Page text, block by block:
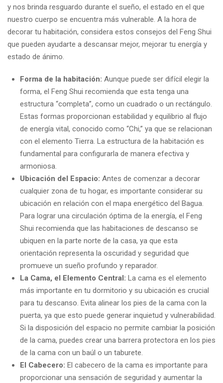
y nos brinda resguardo durante el sueño, el estado en el que
nuestro cuerpo se encuentra más vulnerable. A la hora de
decorar tu habitación, considera estos consejos del Feng Shui
que pueden ayudarte a descansar mejor, mejorar tu energía y
estado de ánimo.
Forma de la habitación: Aunque puede ser difícil elegir la
forma, el Feng Shui recomienda que esta tenga una
estructura “completa”, como un cuadrado o un rectángulo.
Estas formas proporcionan estabilidad y equilibrio al flujo
de energía vital, conocido como “Chi,” ya que se relacionan
con el elemento Tierra. La estructura de la habitación es
fundamental para configurarla de manera efectiva y
armoniosa.
Ubicación del Espacio: Antes de comenzar a decorar
cualquier zona de tu hogar, es importante considerar su
ubicación en relación con el mapa energético del Bagua.
Para lograr una circulación óptima de la energía, el Feng
Shui recomienda que las habitaciones de descanso se
ubiquen en la parte norte de la casa, ya que esta
orientación representa la oscuridad y seguridad que
promueve un sueño profundo y reparador.
La Cama, el Elemento Central: La cama es el elemento
más importante en tu dormitorio y su ubicación es crucial
para tu descanso. Evita alinear los pies de la cama con la
puerta, ya que esto puede generar inquietud y vulnerabilidad.
Si la disposición del espacio no permite cambiar la posición
de la cama, puedes crear una barrera protectora en los pies
de la cama con un baúl o un taburete.
El Cabecero: El cabecero de la cama es importante para
proporcionar una sensación de seguridad y aumentar la